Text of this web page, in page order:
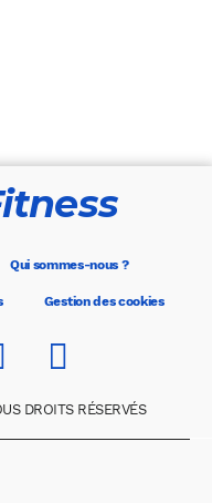
Qui sommes-nous ?
Gestion des cookies
DROITS RÉSERVÉS